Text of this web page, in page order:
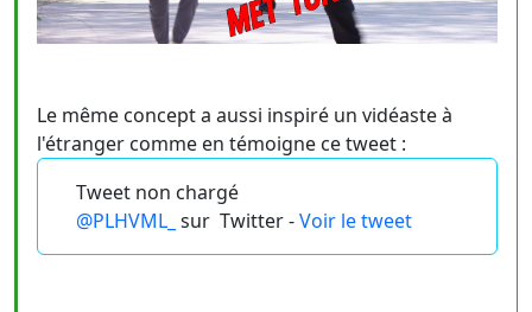
Le même concept a aussi inspiré un vidéaste à
l'étranger comme en témoigne ce tweet :
Tweet non chargé
@PLHVML_ sur Twitter -Voir le tweet